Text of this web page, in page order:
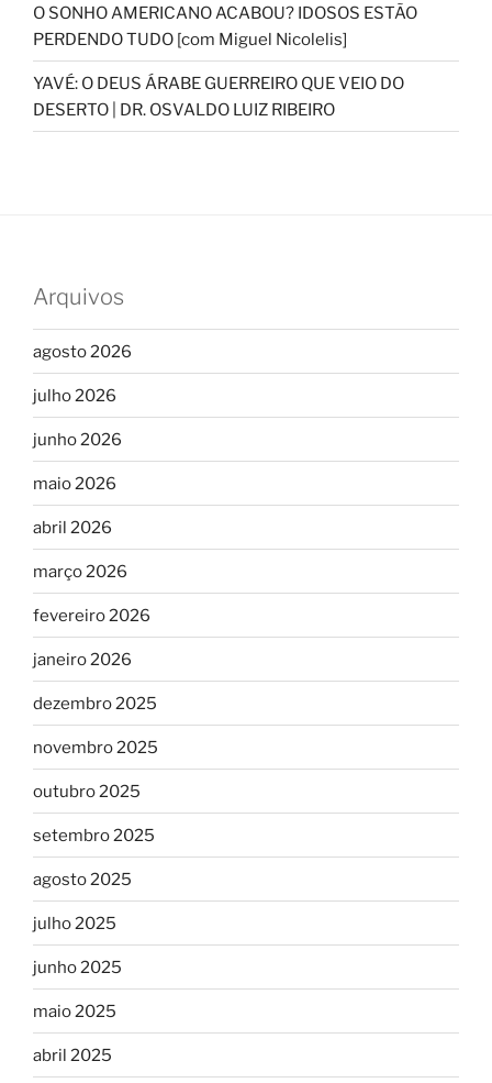
O SONHO AMERICANO ACABOU? IDOSOS ESTÃO
PERDENDO TUDO [com Miguel Nicolelis]
YAVÉ: O DEUS ÁRABE GUERREIRO QUE VEIO DO
DESERTO | DR. OSVALDO LUIZ RIBEIRO
Arquivos
agosto 2026
julho 2026
junho 2026
maio 2026
abril 2026
março 2026
fevereiro 2026
janeiro 2026
dezembro 2025
novembro 2025
outubro 2025
setembro 2025
agosto 2025
julho 2025
junho 2025
maio 2025
abril 2025